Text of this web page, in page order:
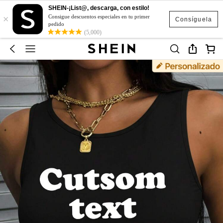
Consíguela
×
SHEIN-¡List@, descarga, con estilo!
Consigue descuentos especiales en tu primer
pedido
(5,000)